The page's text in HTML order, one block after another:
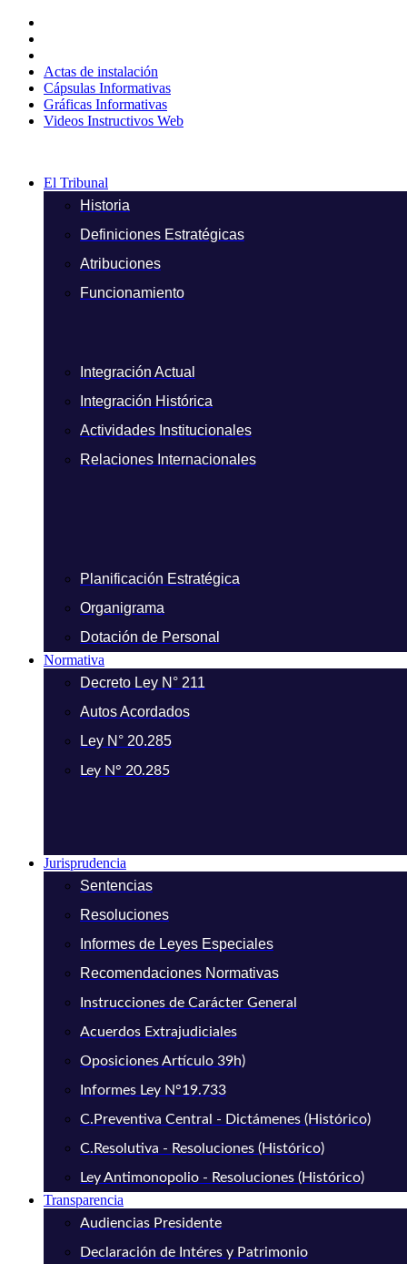
contenido
Actas de instalación
Cápsulas Informativas
Gráficas Informativas
Videos Instructivos Web
El Tribunal
Historia
Definiciones Estratégicas
Atribuciones
Funcionamiento
Integración Actual
Integración Histórica
Actividades Institucionales
Relaciones Internacionales
Planificación Estratégica
Organigrama
Dotación de Personal
Normativa
Decreto Ley N° 211
Autos Acordados
Ley N° 20.285
Ley N° 20.285
Jurisprudencia
Sentencias
Resoluciones
Informes de Leyes Especiales
Recomendaciones Normativas
Instrucciones de Carácter General
Acuerdos Extrajudiciales
Oposiciones Artículo 39h)
Informes Ley N°19.733
C.Preventiva Central - Dictámenes (Histórico)
C.Resolutiva - Resoluciones (Histórico)
Ley Antimonopolio - Resoluciones (Histórico)
Transparencia
Audiencias Presidente
Declaración de Intéres y Patrimonio